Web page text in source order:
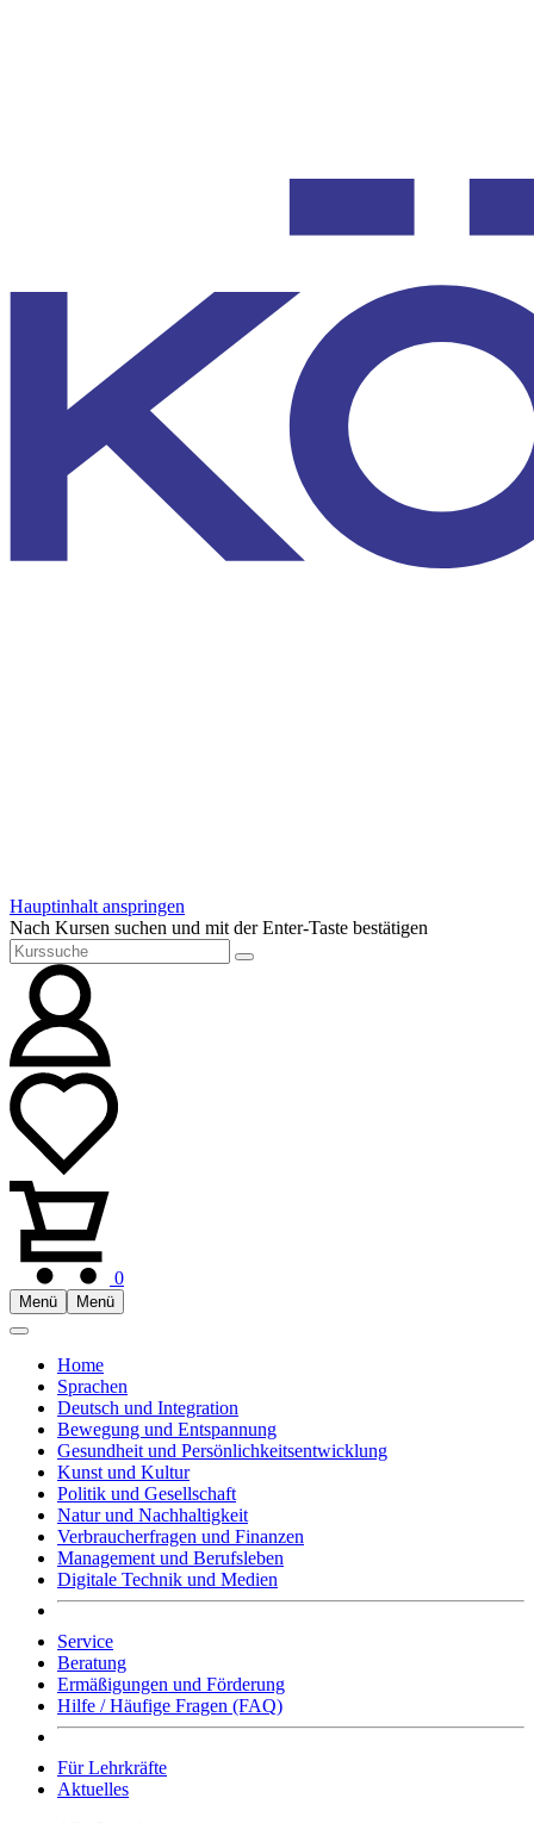
Hauptinhalt anspringen
Nach Kursen suchen und mit der Enter-Taste bestätigen
0
Menü Menü
Home
Sprachen
Deutsch und Integration
Bewegung und Entspannung
Gesundheit und Persönlichkeitsentwicklung
Kunst und Kultur
Politik und Gesellschaft
Natur und Nachhaltigkeit
Verbraucherfragen und Finanzen
Management und Berufsleben
Digitale Technik und Medien
Service
Beratung
Ermäßigungen und Förderung
Hilfe / Häufige Fragen (FAQ)
Für Lehrkräfte
Aktuelles